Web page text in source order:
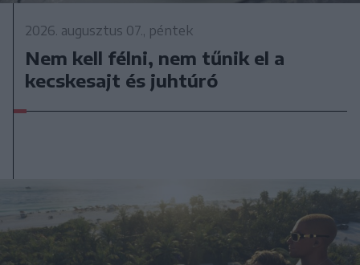
2026. augusztus 07., péntek
Nem kell félni, nem tűnik el a
kecskesajt és juhtúró